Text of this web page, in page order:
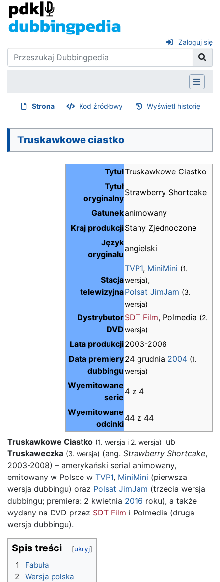
Zaloguj się
Strona Kod źródłowy Wyświetl historię
Truskawkowe ciastko
TytułTruskawkowe Ciastko
Tytuł
oryginalny
Strawberry Shortcake
Gatunekanimowany
Kraj produkcjiStany Zjednoczone
Język
oryginału
angielski
Stacja
telewizyjna
TVP1, MiniMini (1.
wersja),
Polsat JimJam (3.
wersja)
Dystrybutor
DVD
SDT Film, Polmedia (2.
wersja)
Lata produkcji2003-2008
Data premiery
dubbingu
24 grudnia 2004 (1.
wersja)
Wyemitowane
serie
4 z 4
Wyemitowane
odcinki
44 z 44
Truskawkowe Ciastko (1. wersja i 2. wersja) lub
Truskaweczka (3. wersja) (ang. Strawberry Shortcake,
2003-2008) – amerykański serial animowany,
emitowany w Polsce w TVP1, MiniMini (pierwsza
wersja dubbingu) oraz Polsat JimJam (trzecia wersja
dubbingu; premiera: 2 kwietnia 2016 roku), a także
wydany na DVD przez SDT Film i Polmedia (druga
wersja dubbingu).
Spis treści
1
Fabuła
2
Wersja polska